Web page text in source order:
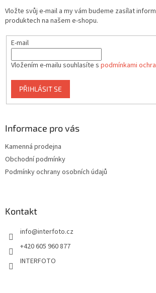
Vložte svůj e-mail a my vám budeme zasílat
produktech na našem e-shopu.
E-mail
Vložením e-mailu souhlasíte s podmínkami
PŘIHLÁSIT SE
Informace pro vás
Kamenná prodejna
Obchodní podmínky
Podmínky ochrany osobních údajů
Kontakt
info@interfoto.cz
+420 605 960 877
INTERFOTO